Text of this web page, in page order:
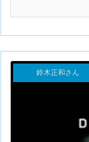
鈴木正和さん